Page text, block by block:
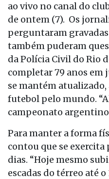
ao vivo no canal do
de ontem (7). Os
perguntaram
também puderam
da Polícia Civil do Rio
completar 79 anos em
se mantém
futebol pelo mundo.
campeonato
Para manter a forma
contou que se exercita
dias. “Hoje mesmo
escadas do térreo até